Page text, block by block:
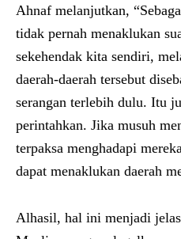
Ahnaf melanjutkan,
tidak pernah menaklukan
sekehendak kita sendiri,
daerah-daerah tersebut
serangan terlebih dulu. Itu
perintahkan. Jika musuh
terpaksa menghadapi
dapat menaklukan daerah
Alhasil, hal ini menjadi